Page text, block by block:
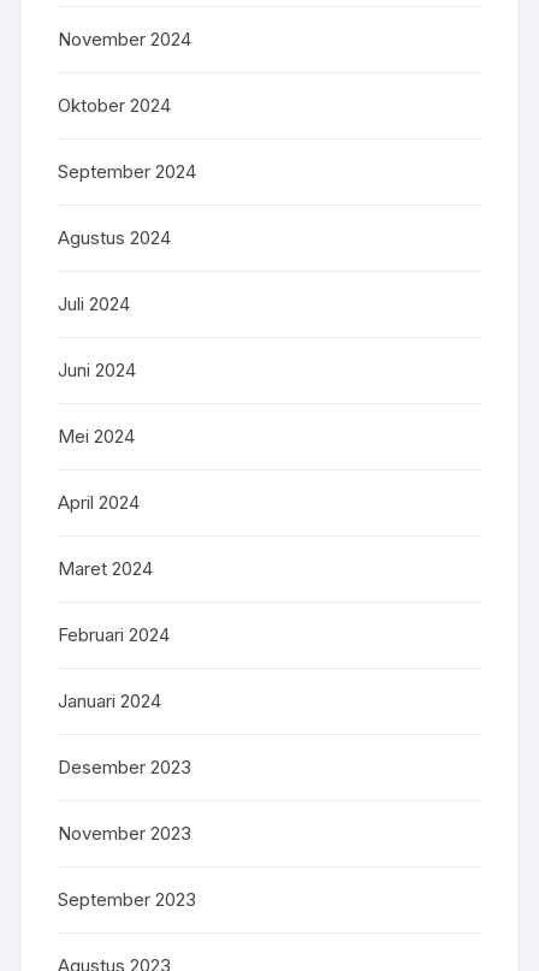
November 2024
Oktober 2024
September 2024
Agustus 2024
Juli 2024
Juni 2024
Mei 2024
April 2024
Maret 2024
Februari 2024
Januari 2024
Desember 2023
November 2023
September 2023
Agustus 2023